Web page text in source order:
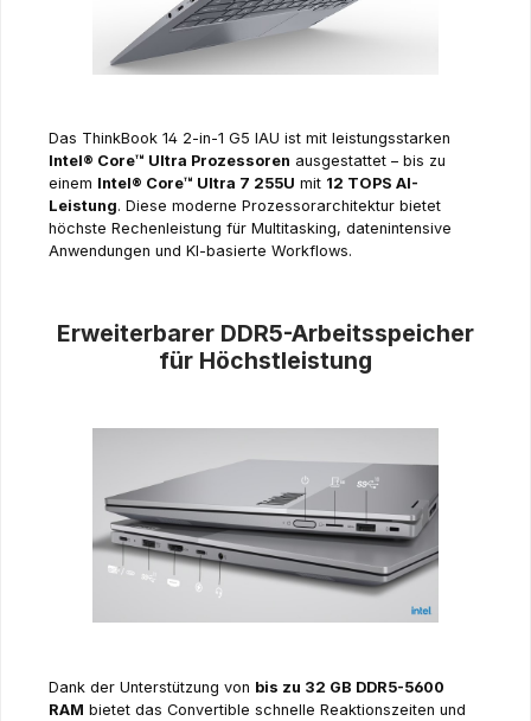
Das ThinkBook 14 2-in-1 G5 IAU ist mit leistungsstarken
Intel® Core™ Ultra Prozessoren ausgestattet – bis zu
einem Intel® Core™ Ultra 7 255U mit 12 TOPS AI-
Leistung. Diese moderne Prozessorarchitektur bietet
höchste Rechenleistung für Multitasking, datenintensive
Anwendungen und KI-basierte Workflows.
Erweiterbarer DDR5-Arbeitsspeicher
für Höchstleistung
Dank der Unterstützung von bis zu 32 GB DDR5-5600
RAM bietet das Convertible schnelle Reaktionszeiten und